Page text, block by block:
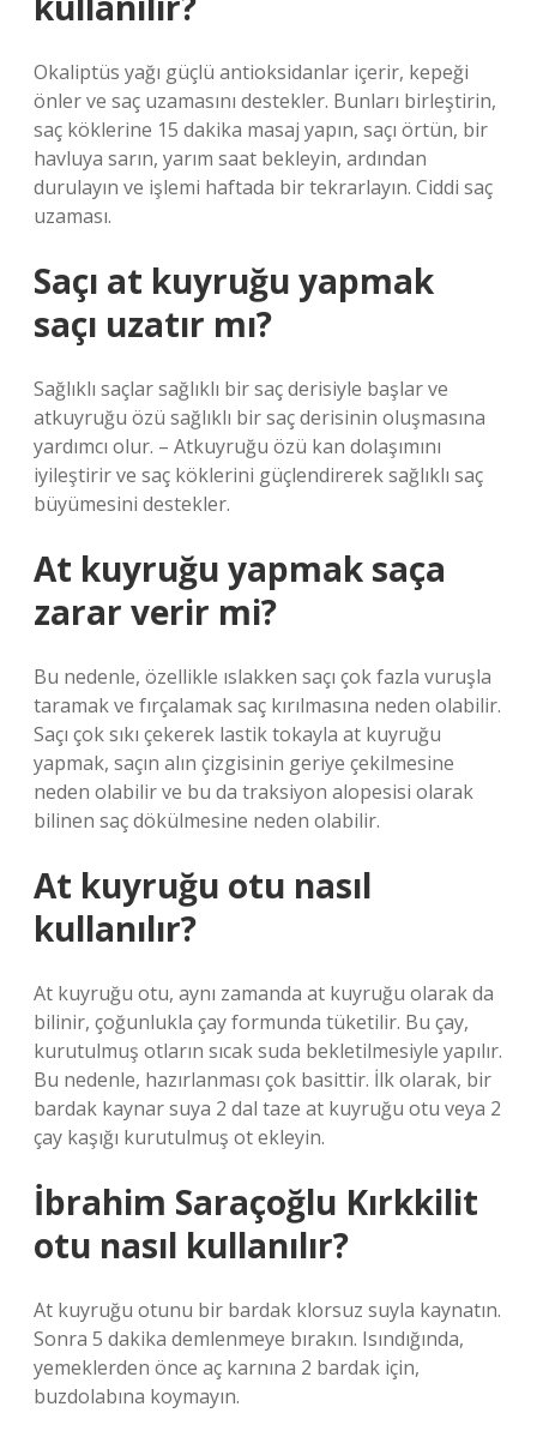
Okaliptüs yağı güçlü antioksidanlar içerir, kepeği
önler ve saç uzamasını destekler. Bunları birleştirin,
saç köklerine 15 dakika masaj yapın, saçı örtün, bir
havluya sarın, yarım saat bekleyin, ardından
durulayın ve işlemi haftada bir tekrarlayın. Ciddi saç
uzaması.
Saçı at kuyruğu yapmak
saçı uzatır mı?
Sağlıklı saçlar sağlıklı bir saç derisiyle başlar ve
atkuyruğu özü sağlıklı bir saç derisinin oluşmasına
yardımcı olur. – Atkuyruğu özü kan dolaşımını
iyileştirir ve saç köklerini güçlendirerek sağlıklı saç
büyümesini destekler.
At kuyruğu yapmak saça
zarar verir mi?
Bu nedenle, özellikle ıslakken saçı çok fazla vuruşla
taramak ve fırçalamak saç kırılmasına neden olabilir.
Saçı çok sıkı çekerek lastik tokayla at kuyruğu
yapmak, saçın alın çizgisinin geriye çekilmesine
neden olabilir ve bu da traksiyon alopesisi olarak
bilinen saç dökülmesine neden olabilir.
At kuyruğu otu nasıl
kullanılır?
At kuyruğu otu, aynı zamanda at kuyruğu olarak da
bilinir, çoğunlukla çay formunda tüketilir. Bu çay,
kurutulmuş otların sıcak suda bekletilmesiyle yapılır.
Bu nedenle, hazırlanması çok basittir. İlk olarak, bir
bardak kaynar suya 2 dal taze at kuyruğu otu veya 2
çay kaşığı kurutulmuş ot ekleyin.
İbrahim Saraçoğlu Kırkkilit
otu nasıl kullanılır?
At kuyruğu otunu bir bardak klorsuz suyla kaynatın.
Sonra 5 dakika demlenmeye bırakın. Isındığında,
yemeklerden önce aç karnına 2 bardak için,
buzdolabına koymayın.